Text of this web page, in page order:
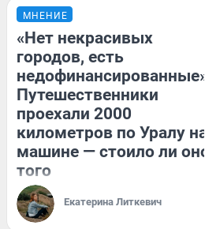
МНЕНИЕ
«Нет некрасивых
городов, есть
недофинансированные».
Путешественники
проехали 2000
километров по Уралу на
машине — стоило ли оно
того
Екатерина Литкевич